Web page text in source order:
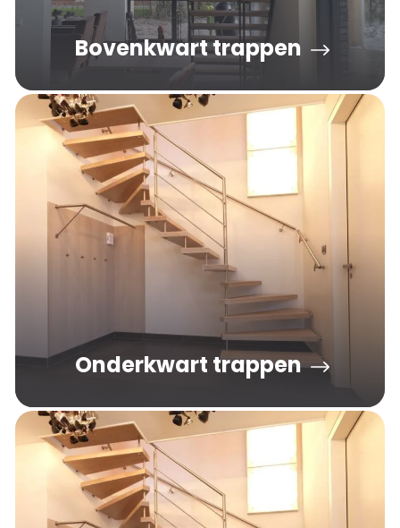
Bovenkwart trappen
De bovenkwart trap wordt uitsluitend toegepast als
dit vanwege de bouwkundige situatie noodzakelijk is.
Onderkwart trappen
van ca. 90 graden, aan de onderzijde van de trap.